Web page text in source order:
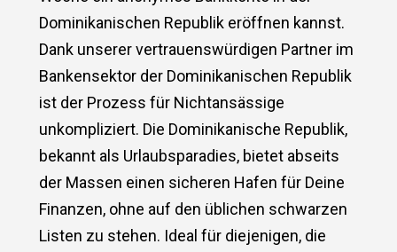
Dominikanischen Republik eröffnen kannst.
Dank unserer vertrauenswürdigen Partner im
Bankensektor der Dominikanischen Republik
ist der Prozess für Nichtansässige
unkompliziert. Die Dominikanische Republik,
bekannt als Urlaubsparadies, bietet abseits
der Massen einen sicheren Hafen für Deine
Finanzen, ohne auf den üblichen schwarzen
Listen zu stehen. Ideal für diejenigen, die